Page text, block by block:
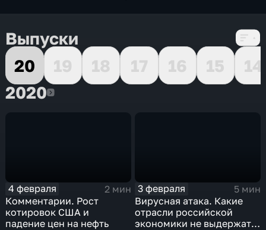
Выпуски
20
19 18 17 16 15
14
20202020
4 февраля
2 мин
Комментарии. Рост
котировок США и
падение цен на нефть
3 февраля
5 мин
Вирусная атака. Какие
отрасли российской
экономики не выдержат